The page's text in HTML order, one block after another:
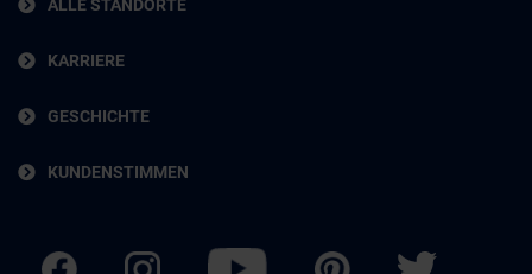
ALLE STANDORTE
KARRIERE
GESCHICHTE
KUNDENSTIMMEN